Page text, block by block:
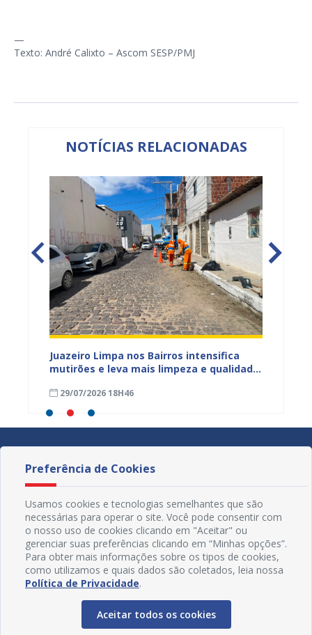
—
Texto: André Calixto – Ascom SESP/PMJ
NOTÍCIAS RELACIONADAS
Juazeiro Limpa nos Bairros intensifica
mutirões e leva mais limpeza e qualidade
29/07/2026 18H46
Redes Sociais
Preferência de Cookies
Usamos cookies e tecnologias semelhantes que são
necessárias para operar o site. Você pode consentir com
o nosso uso de cookies clicando em "Aceitar" ou
gerenciar suas preferências clicando em “Minhas opções”.
Para obter mais informações sobre os tipos de cookies,
como utilizamos e quais dados são coletados, leia nossa
Política de Privacidade.
Aceitar todos os cookies